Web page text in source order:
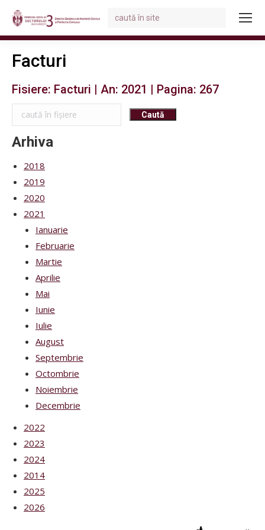
Search:
Facturi
Fisiere: Facturi | An: 2021 | Pagina: 267
Arhiva
2018
2019
2020
2021
Ianuarie
Februarie
Martie
Aprilie
Mai
Iunie
Iulie
August
Septembrie
Octombrie
Noiembrie
Decembrie
2022
2023
2024
2014
2025
2026